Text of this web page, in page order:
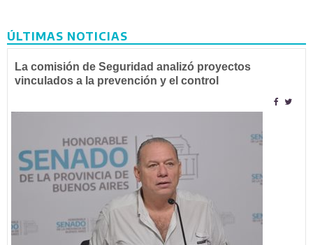
ÚLTIMAS NOTICIAS
La comisión de Seguridad analizó proyectos
vinculados a la prevención y el control